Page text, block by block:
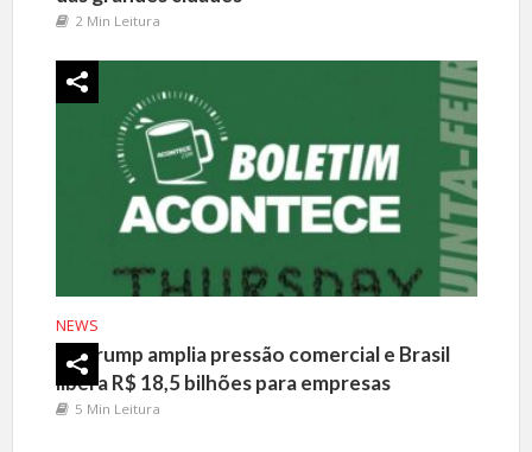
2 Min Leitura
NEWS
Trump amplia pressão comercial e Brasil
libera R$ 18,5 bilhões para empresas
5 Min Leitura